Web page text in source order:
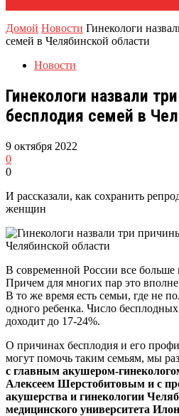
Домой Новости Гинекологи
семей в Челябинской области
Новости
Гинекологи назвали
бесплодия семей в
9 октября 2022
0
0
И рассказали, как сохранить
женщин
В современной России все больше
Причем для многих пар это
В то же время есть семьи, где не
одного ребенка. Число
доходит до 17-24%.
О причинах бесплодия и его
могут помочь таким семьям, мы
с главным акушером-
Алексеем Шерстобитовым и с
акушерства и гинекологии
медицинского университета